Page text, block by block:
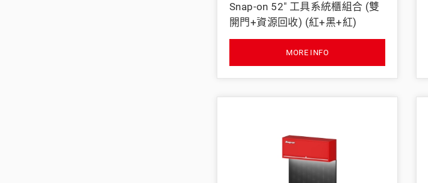
Snap-on 52" 工具系統櫃組合 (雙
開門+資源回收) (紅+黑+紅)
MORE INFO